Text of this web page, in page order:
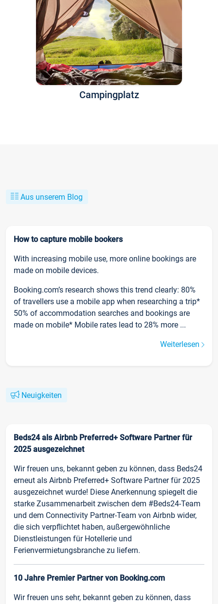
Campingplatz
Aus unserem Blog
How to capture mobile bookers
With increasing mobile use, more online bookings are
made on mobile devices.
Booking.com’s research shows this trend clearly: 80%
of travellers use a mobile app when researching a trip*
50% of accommodation searches and bookings are
made on mobile* Mobile rates lead to 28% more ...
Weiterlesen
Neuigkeiten
Beds24 als Airbnb Preferred+ Software Partner für
2025 ausgezeichnet
Wir freuen uns, bekannt geben zu können, dass Beds24
erneut als Airbnb Preferred+ Software Partner für 2025
ausgezeichnet wurde! Diese Anerkennung spiegelt die
starke Zusammenarbeit zwischen dem #Beds24-Team
und dem Connectivity Partner-Team von Airbnb wider,
die sich verpflichtet haben, außergewöhnliche
Dienstleistungen für Hotellerie und
Ferienvermietungsbranche zu liefern.
10 Jahre Premier Partner von Booking.com
Wir freuen uns sehr, bekannt geben zu können, dass